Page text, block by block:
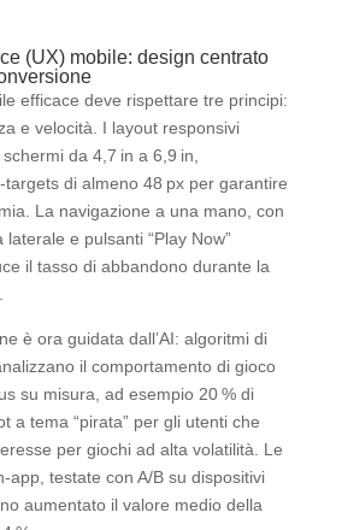
(UX) mobile: design centrato
efficace deve rispettare tre principi:
e velocità. I layout responsivi
da 4,7 in a 6,9 in,
di almeno 48 px per garantire
La navigazione a una mano, con
e pulsanti “Play Now”
il tasso di abbandono durante la
è ora guidata dall’AI: algoritmi di
il comportamento di gioco
su misura, ad esempio 20 % di
a tema “pirata” per gli utenti che
per giochi ad alta volatilità. Le
testate con A/B su dispositivi
aumentato il valore medio della